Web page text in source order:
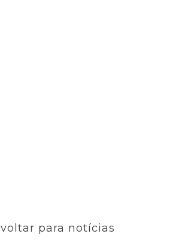
voltar para notícias